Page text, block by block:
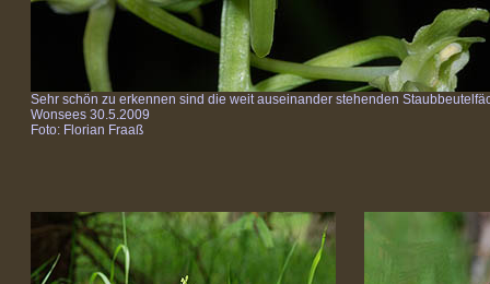
Sehr schön zu erkennen sind die weit auseinander stehenden
Wonsees 30.5.2009
Foto: Florian Fraaß